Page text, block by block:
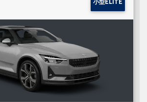
小型ELITE